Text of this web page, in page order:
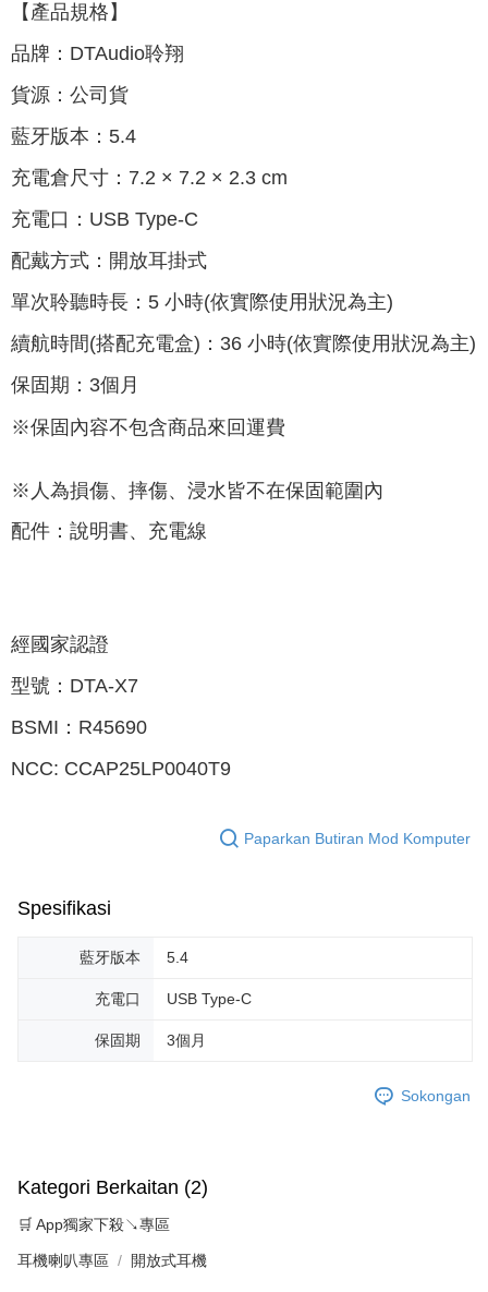
【產品規格】
品牌：DTAudio聆翔
貨源：公司貨
藍牙版本：5.4
充電倉尺寸：7.2 × 7.2 × 2.3 cm
充電口：USB Type-C
配戴方式：開放耳掛式
單次聆聽時長：5 小時(依實際使用狀況為主)
續航時間(搭配充電盒)：36 小時(依實際使用狀況為主)
保固期：3個月
※保固內容不包含商品來回運費
※人為損傷、摔傷、浸水皆不在保固範圍內
配件：說明書、充電線
經國家認證
型號：DTA-X7
BSMI：R45690
NCC: CCAP25LP0040T9
Paparkan Butiran Mod Komputer
Spesifikasi
藍牙版本 5.4
充電口 USB Type-C
保固期 3個月
Sokongan
Kategori Berkaitan (2)
🛒 App獨家下殺↘專區
耳機喇叭專區 開放式耳機